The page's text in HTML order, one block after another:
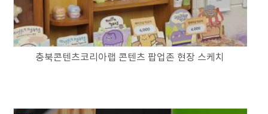
충북콘텐츠코리아랩 콘텐츠 팝업존 현장 스케치